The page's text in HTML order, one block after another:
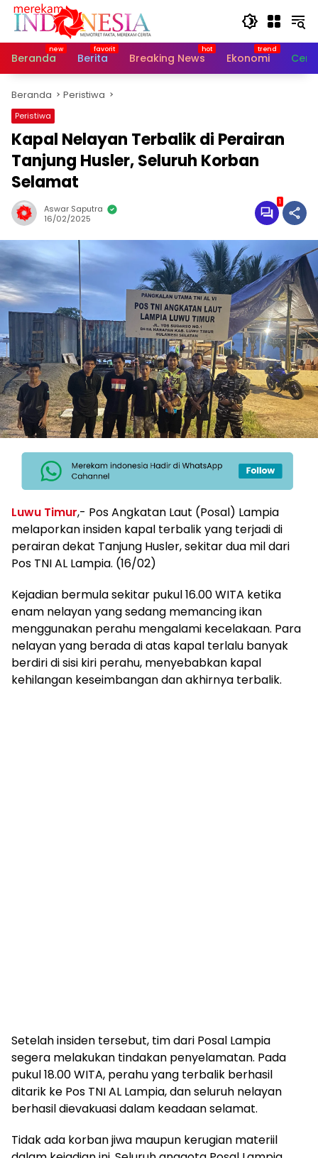
Langsung
Beranda
Berita Breaking News Ekonomi
Beranda Peristiwa
Peristiwa
Kapal Nelayan Terbalik di Perairan
Tanjung Husler, Seluruh Korban
Selamat
Aswar Saputra
16/02/2025
1
Luwu Timur,- Pos Angkatan Laut (Posal) Lampia
melaporkan insiden kapal terbalik yang terjadi di
perairan dekat Tanjung Husler, sekitar dua mil dari
Pos TNI AL Lampia. (16/02)
Kejadian bermula sekitar pukul 16.00 WITA ketika
enam nelayan yang sedang memancing ikan
menggunakan perahu mengalami kecelakaan. Para
nelayan yang berada di atas kapal terlalu banyak
berdiri di sisi kiri perahu, menyebabkan kapal
kehilangan keseimbangan dan akhirnya terbalik.
Setelah insiden tersebut, tim dari Posal Lampia
segera melakukan tindakan penyelamatan. Pada
pukul 18.00 WITA, perahu yang terbalik berhasil
ditarik ke Pos TNI AL Lampia, dan seluruh nelayan
berhasil dievakuasi dalam keadaan selamat.
Tidak ada korban jiwa maupun kerugian materiil